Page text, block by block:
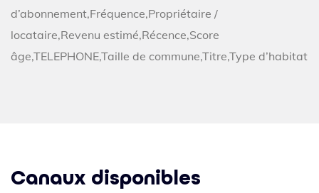
d’abonnement,Fréquence,Propriétaire /
locataire,Revenu estimé,Récence,Score
âge,TELEPHONE,Taille de commune,Titre,Type d’habitat
Canaux disponibles